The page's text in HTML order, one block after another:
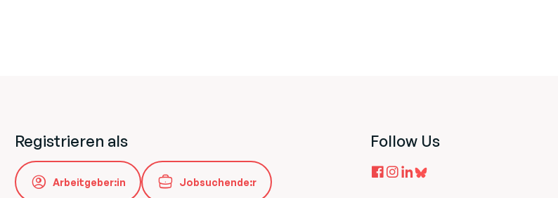
Registrieren als
Arbeitgeber:in Jobsuchende:r
Follow Us